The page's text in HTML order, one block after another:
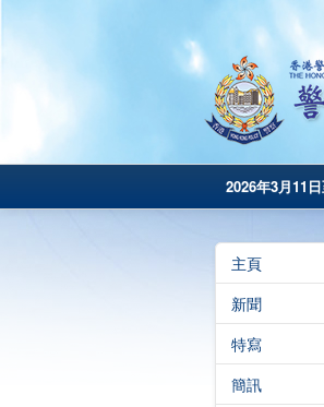
2026年3月11
主頁
新聞
特寫
簡訊